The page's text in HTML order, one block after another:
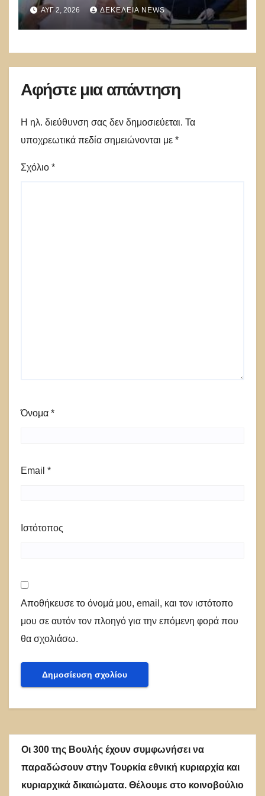
Γ.Γεραπετρίτης,
Α.Διαμαντοπούλου και
Μ.Χριστοδουλάκης την
ΑΥΓ 2, 2026 ΔΕΚΈΛΕΙΑ NEWS
Αφήστε μια απάντηση
Η ηλ. διεύθυνση σας δεν δημοσιεύεται. Τα
υποχρεωτικά πεδία σημειώνονται με *
Σχόλιο *
Όνομα *
Email *
Ιστότοπος
Αποθήκευσε το όνομά μου, email, και τον ιστότοπο
μου σε αυτόν τον πλοηγό για την επόμενη φορά που
θα σχολιάσω.
Οι 300 της Βουλής έχουν συμφωνήσει να
παραδώσουν στην Τουρκία εθνική κυριαρχία και
κυριαρχικά δικαιώματα. Θέλουμε στο κοινοβούλιο